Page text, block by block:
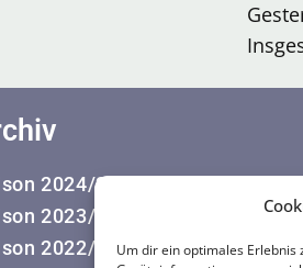
Um dir ein optimales Erlebnis
2024/25
2023/24
2022/23